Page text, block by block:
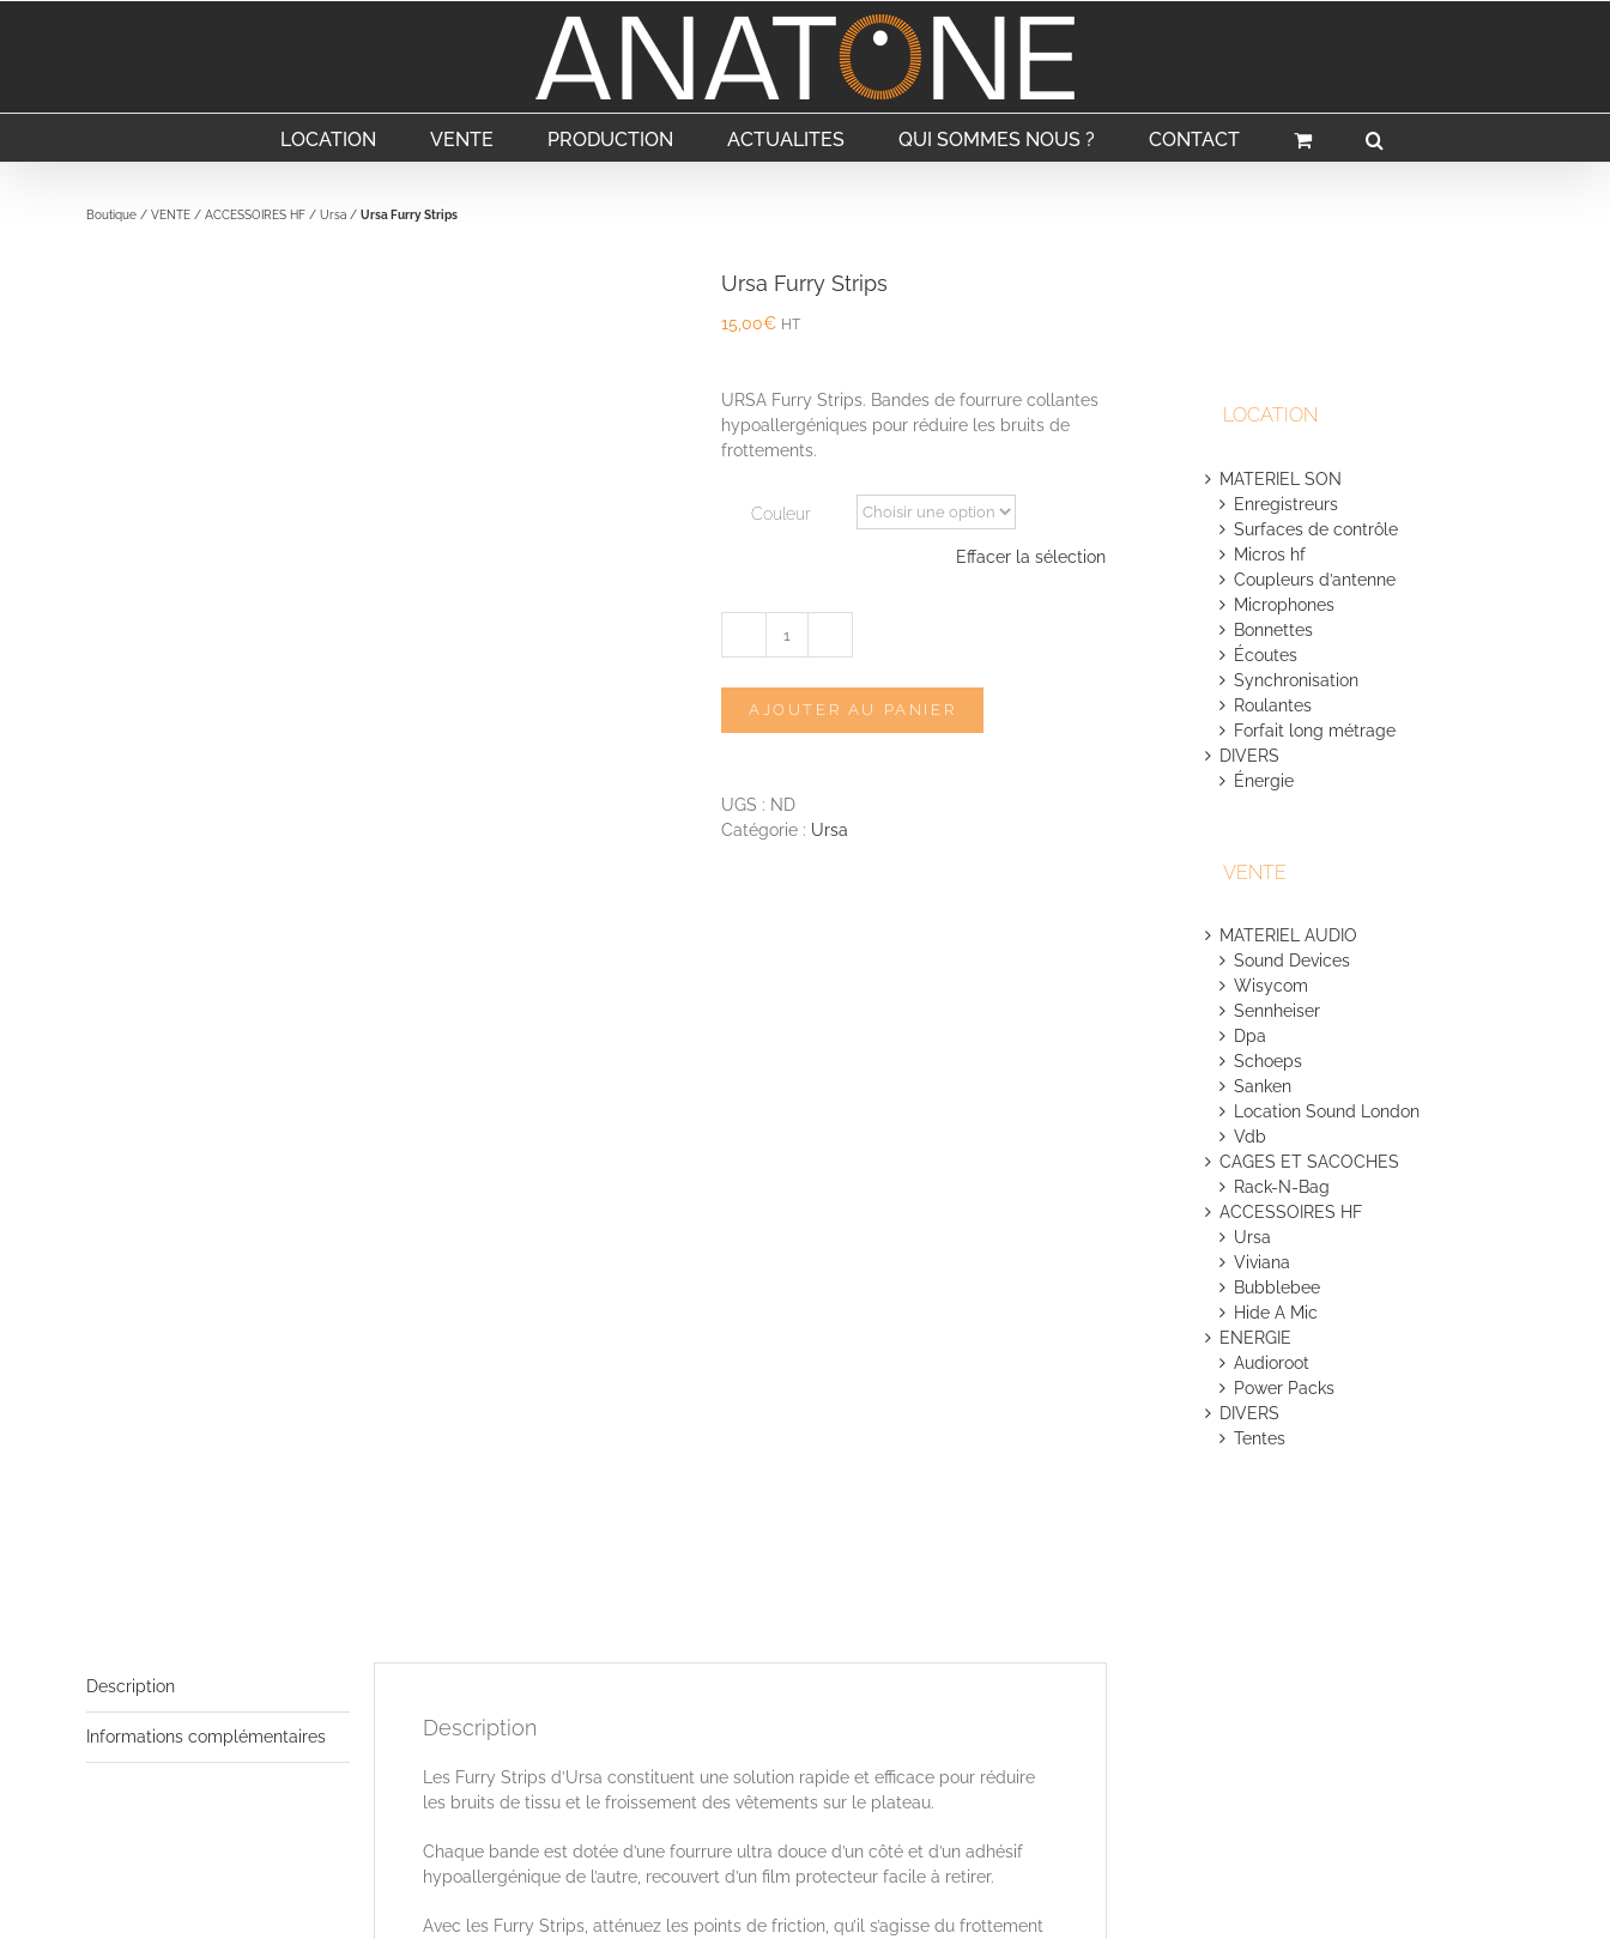
LOCATION VENTE PRODUCTION ACTUALITES QUI SOMMES NOUS ? CONTACT
Boutique / VENTE / ACCESSOIRES HF / Ursa / Ursa Furry Strips
Ursa Furry Strips
15,00€ HT
URSA Furry Strips. Bandes de fourrure collantes
hypoallergéniques pour réduire les bruits de
frottements.
Couleur
Effacer la sélection
quantité
Furry
AJOUTER AU PANIER
UGS : ND
Catégorie : Ursa
Description
Informations complémentaires Description
Les Furry Strips d’Ursa constituent une solution rapide et efficace pour réduire
les bruits de tissu et le froissement des vêtements sur le plateau.
Chaque bande est dotée d’une fourrure ultra douce d’un côté et d’un adhésif
hypoallergénique de l’autre, recouvert d’un film protecteur facile à retirer.
Avec les Furry Strips, atténuez les points de friction, qu’il s’agisse du frottement
LOCATION
MATERIEL SON
Enregistreurs
Surfaces de contrôle
Micros hf
Coupleurs d’antenne
Microphones
Bonnettes
Écoutes
Synchronisation
Roulantes
Forfait long métrage
DIVERS
Énergie
VENTE
MATERIEL AUDIO
Sound Devices
Wisycom
Sennheiser
Dpa
Schoeps
Sanken
Location Sound London
Vdb
CAGES ET SACOCHES
Rack-N-Bag
ACCESSOIRES HF
Ursa
Viviana
Bubblebee
Hide A Mic
ENERGIE
Audioroot
Power Packs
DIVERS
Tentes